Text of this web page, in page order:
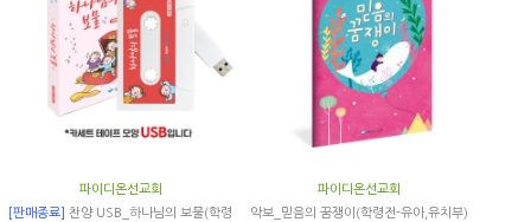
파이디온선교회
[판매종료]
찬양 USB_하나님의 보물(학령
파이디온선교회
악보_믿음의 꿈쟁이(학령전-유아,유치부)